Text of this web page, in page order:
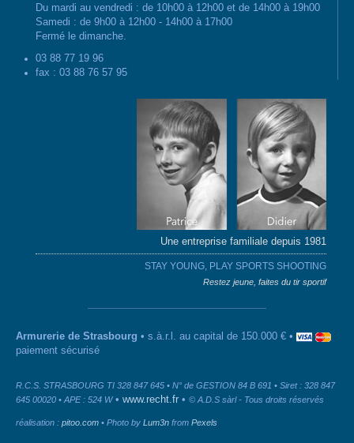
Du mardi au vendredi : de 10h00 à 12h00 et de 14h00 à 19h00
Samedi : de 9h00 à 12h00 - 14h00 à 17h00
Fermé le dimanche.
03 88 77 19 96
fax : 03 88 76 57 95
Une entreprise familiale depuis 1981
STAY YOUNG, PLAY SPORTS SHOOTING
Restez jeune, faites du tir sportif
Armurerie de Strasbourg • s.à.r.l. au capital de 150.000 € •
paiement sécurisé
R.C.S. STRASBOURG TI 328 847 645 • N° de GESTION 84 B 691 • Siret : 328 847
645 00020 • APE : 524 W• www.recht.fr • © A.D.S sàrl - Tous droits réservés
réalisation : pitoo.com • Photo by Lum3n from Pexels